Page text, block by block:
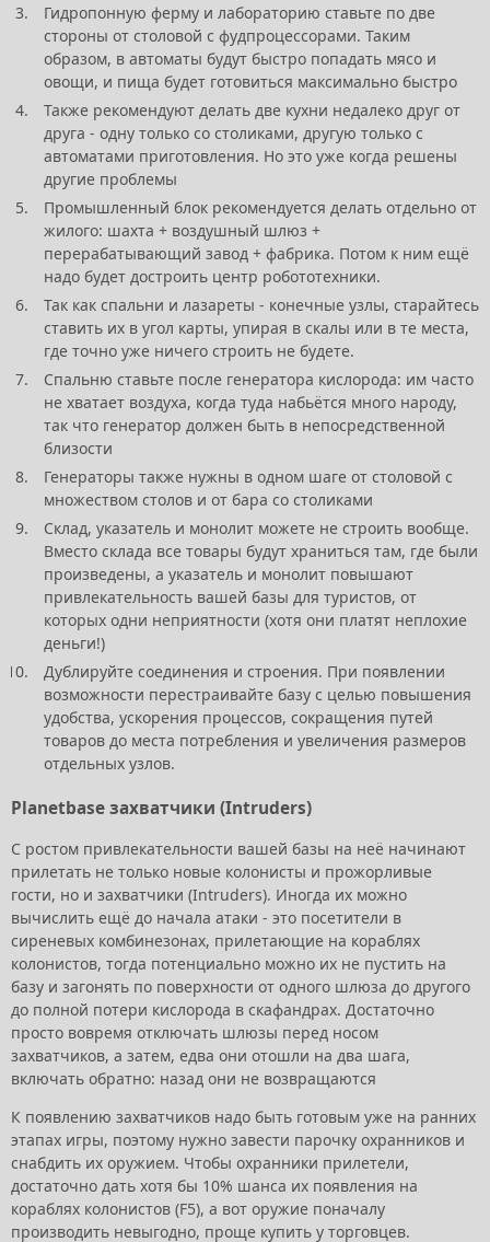
Гидропонную ферму и лабораторию ставьте по две
стороны от столовой с фудпроцессорами. Таким
образом, в автоматы будут быстро попадать мясо и
овощи, и пища будет готовиться максимально быстро
Также рекомендуют делать две кухни недалеко друг от
друга - одну только со столиками, другую только с
автоматами приготовления. Но это уже когда решены
другие проблемы
Промышленный блок рекомендуется делать отдельно от
жилого: шахта + воздушный шлюз +
перерабатывающий завод + фабрика. Потом к ним ещё
надо будет достроить центр робототехники.
Так как спальни и лазареты - конечные узлы, старайтесь
ставить их в угол карты, упирая в скалы или в те места,
где точно уже ничего строить не будете.
Спальню ставьте после генератора кислорода: им часто
не хватает воздуха, когда туда набьётся много народу,
так что генератор должен быть в непосредственной
близости
Генераторы также нужны в одном шаге от столовой с
множеством столов и от бара со столиками
Склад, указатель и монолит можете не строить вообще.
Вместо склада все товары будут храниться там, где были
произведены, а указатель и монолит повышают
привлекательность вашей базы для туристов, от
которых одни неприятности (хотя они платят неплохие
деньги!)
Дублируйте соединения и строения. При появлении
возможности перестраивайте базу с целью повышения
удобства, ускорения процессов, сокращения путей
товаров до места потребления и увеличения размеров
отдельных узлов.
Planetbase захватчики (Intruders)
С ростом привлекательности вашей базы на неё начинают
прилетать не только новые колонисты и прожорливые
гости, но и захватчики (Intruders). Иногда их можно
вычислить ещё до начала атаки - это посетители в
сиреневых комбинезонах, прилетающие на кораблях
колонистов, тогда потенциально можно их не пустить на
базу и загонять по поверхности от одного шлюза до другого
до полной потери кислорода в скафандрах. Достаточно
просто вовремя отключать шлюзы перед носом
захватчиков, а затем, едва они отошли на два шага,
включать обратно: назад они не возвращаются
К появлению захватчиков надо быть готовым уже на ранних
этапах игры, поэтому нужно завести парочку охранников и
снабдить их оружием. Чтобы охранники прилетели,
достаточно дать хотя бы 10% шанса их появления на
кораблях колонистов (F5), а вот оружие поначалу
производить невыгодно, проще купить у торговцев.